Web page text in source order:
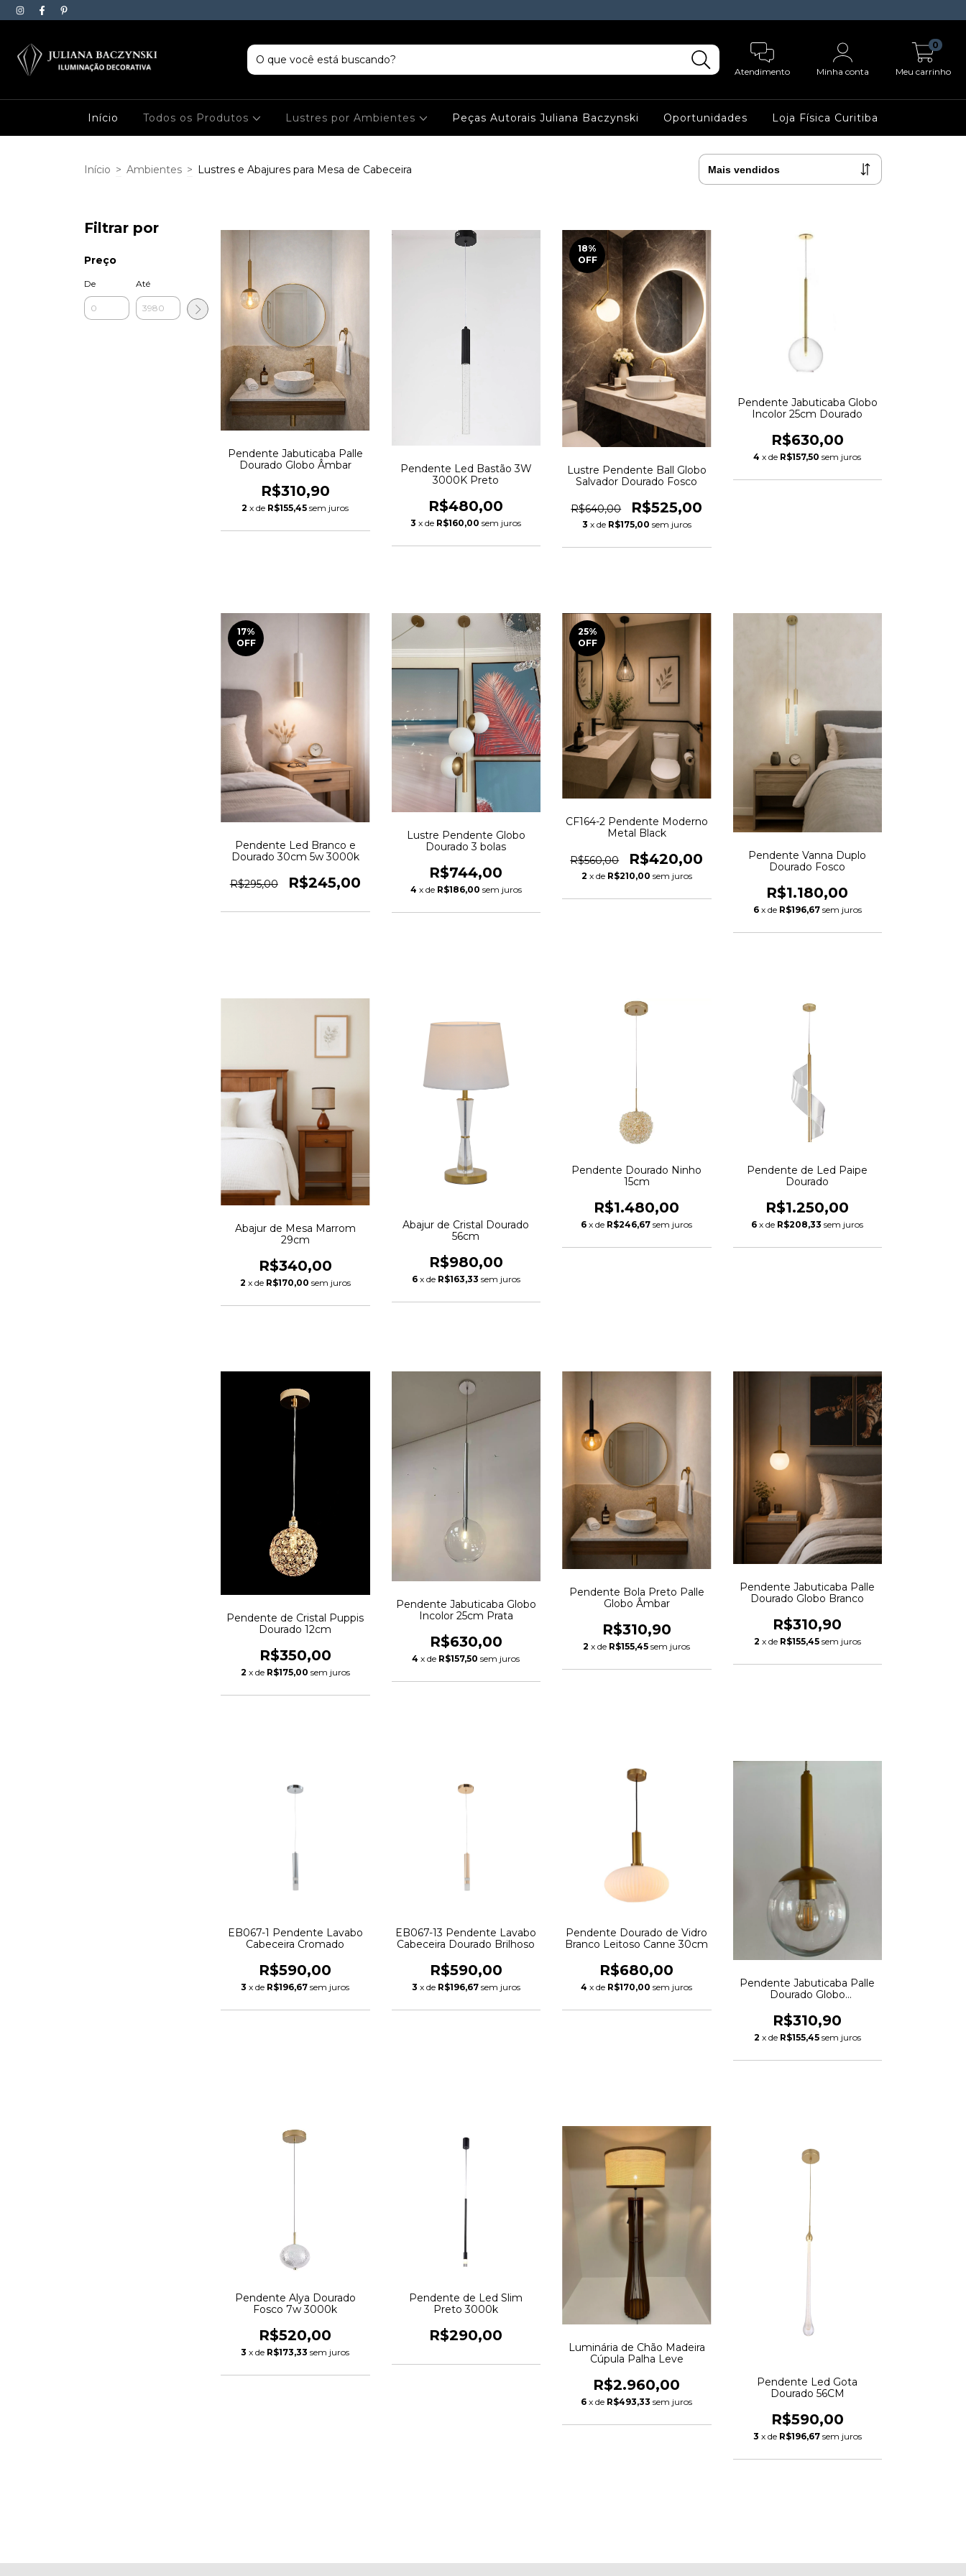
Atendimento Minha conta Meu carrinho
0
Início Todos os Produtos Lustres por Ambientes Peças Autorais Juliana Baczynski Oportunidades Loja Física Curitiba
Início > Ambientes > Lustres e Abajures para Mesa de Cabeceira
Filtrar por
Preço
De Até
Pendente Jabuticaba Palle
Dourado Globo Âmbar
R$310,90
2 x de R$155,45 sem juros
Pendente Led Bastão 3W
3000K Preto
R$480,00
3 x de R$160,00 sem juros
18%
OFF
Lustre Pendente Ball Globo
Salvador Dourado Fosco
R$640,00 R$525,00
3 x de R$175,00 sem juros
Pendente Jabuticaba Globo
Incolor 25cm Dourado
R$630,00
4 x de R$157,50 sem juros
17%
OFF
Pendente Led Branco e
Dourado 30cm 5w 3000k
R$295,00 R$245,00
Lustre Pendente Globo
Dourado 3 bolas
R$744,00
4 x de R$186,00 sem juros
25%
OFF
CF164-2 Pendente Moderno
Metal Black
R$560,00 R$420,00
2 x de R$210,00 sem juros
Pendente Vanna Duplo
Dourado Fosco
R$1.180,00
6 x de R$196,67 sem juros
Abajur de Mesa Marrom
29cm
R$340,00
2 x de R$170,00 sem juros
Abajur de Cristal Dourado
56cm
R$980,00
6 x de R$163,33 sem juros
Pendente Dourado Ninho
15cm
R$1.480,00
6 x de R$246,67 sem juros
Pendente de Led Paipe
Dourado
R$1.250,00
6 x de R$208,33 sem juros
Pendente de Cristal Puppis
Dourado 12cm
R$350,00
2 x de R$175,00 sem juros
Pendente Jabuticaba Globo
Incolor 25cm Prata
R$630,00
4 x de R$157,50 sem juros
Pendente Bola Preto Palle
Globo Âmbar
R$310,90
2 x de R$155,45 sem juros
Pendente Jabuticaba Palle
Dourado Globo Branco
R$310,90
2 x de R$155,45 sem juros
EB067-1 Pendente Lavabo
Cabeceira Cromado
R$590,00
3 x de R$196,67 sem juros
EB067-13 Pendente Lavabo
Cabeceira Dourado Brilhoso
R$590,00
3 x de R$196,67 sem juros
Pendente Dourado de Vidro
Branco Leitoso Canne 30cm
R$680,00
4 x de R$170,00 sem juros
Pendente Jabuticaba Palle
Dourado Globo
R$310,90
2 x de R$155,45 sem juros
Pendente Alya Dourado
Fosco 7w 3000k
R$520,00
3 x de R$173,33 sem juros
Pendente de Led Slim
Preto 3000k
R$290,00
Luminária de Chão Madeira
Cúpula Palha Leve
R$2.960,00
6 x de R$493,33 sem juros
Pendente Led Gota
Dourado 56CM
R$590,00
3 x de R$196,67 sem juros